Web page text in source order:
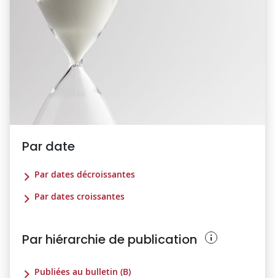
Par date
Par dates décroissantes
Par dates croissantes
Par hiérarchie de publication
Publiées au bulletin (B)